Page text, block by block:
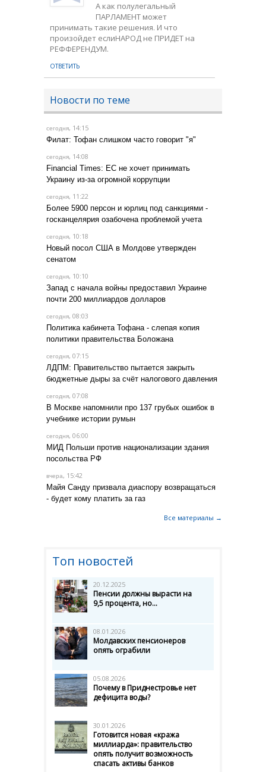
А как полулегальный
ПАРЛАМЕНТ может
принимать такие решения. И что
произойдет еслиНАРОД не ПРИДЕТ на
РЕФФЕРЕНДУМ.
ОТВЕТИТЬ
Новости по теме
сегодня, 14:15
Филат: Тофан слишком часто говорит "я"
сегодня, 14:08
Financial Times: ЕС не хочет принимать
Украину из-за огромной коррупции
сегодня, 11:22
Более 5900 персон и юрлиц под санкциями -
госканцелярия озабочена проблемой учета
сегодня, 10:18
Новый посол США в Молдове утвержден
сенатом
сегодня, 10:10
Запад с начала войны предоставил Украине
почти 200 миллиардов долларов
сегодня, 08:03
Политика кабинета Тофана - слепая копия
политики правительства Боложана
сегодня, 07:15
ЛДПМ: Правительство пытается закрыть
бюджетные дыры за счёт налогового давления
сегодня, 07:08
В Москве напомнили про 137 грубых ошибок в
учебнике истории румын
сегодня, 06:00
МИД Польши против национализации здания
посольства РФ
вчера, 15:42
Майя Санду призвала диаспору возвращаться
- будет кому платить за газ
Все материалы →
Топ новостей
20.12.2025
Пенсии должны вырасти на
9,5 процента, но...
08.01.2026
Молдавских пенсионеров
опять ограбили
05.08.2026
Почему в Приднестровье нет
дефицита воды?
30.01.2026
Готовится новая «кража
миллиарда»: правительство
опять получит возможность
спасать активы банков